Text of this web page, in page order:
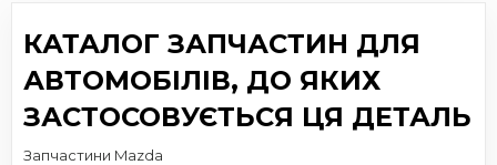
КАТАЛОГ ЗАПЧАСТИН ДЛЯ
АВТОМОБІЛІВ, ДО ЯКИХ
ЗАСТОСОВУЄТЬСЯ ЦЯ ДЕТАЛЬ
Запчастини Mazda